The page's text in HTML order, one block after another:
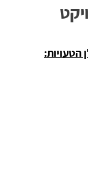
הטעויות: